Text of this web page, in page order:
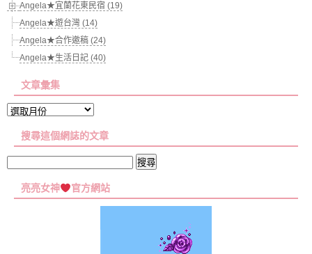
Angela★宜蘭花東民宿 (19)
Angela★遊台灣 (14)
Angela★合作邀稿 (24)
Angela★生活日記 (40)
文章彙集
文
彙
搜尋這個網誌的文章
關
亮亮女神 官方網站